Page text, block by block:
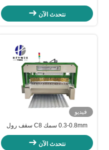
محطة تشكيل أسطوانات ونظام تحكم
PLC
نتحدث الآن
فيديو
0.3-0.8mm سمك C8 سقف رول
تشكيل آلة نظام التحكم PLC
نتحدث الآن